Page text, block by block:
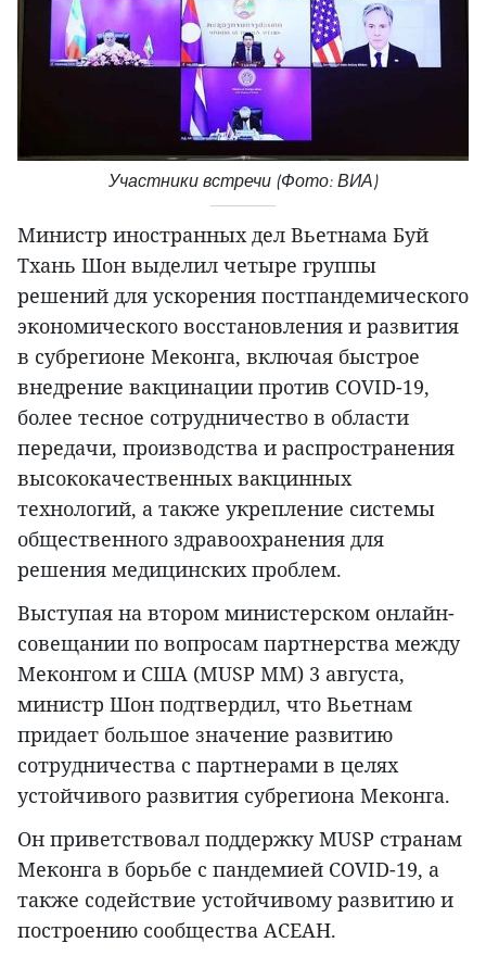
Участники встречи (Фото: ВИА)
Министр иностранных дел Вьетнама Буй
Тхань Шон выделил четыре группы
решений для ускорения постпандемического
экономического восстановления и развития
в субрегионе Меконга, включая быстрое
внедрение вакцинации против COVID-19,
более тесное сотрудничество в области
передачи, производства и распространения
высококачественных вакцинных
технологий, а также укрепление системы
общественного здравоохранения для
решения медицинских проблем.
Выступая на втором министерском онлайн-
совещании по вопросам партнерства между
Меконгом и США (MUSP MM) 3 августа,
министр Шон подтвердил, что Вьетнам
придает большое значение развитию
сотрудничества с партнерами в целях
устойчивого развития субрегиона Меконга.
Он приветствовал поддержку MUSP странам
Меконга в борьбе с пандемией COVID-19, а
также содействие устойчивому развитию и
построению сообщества АСЕАН.